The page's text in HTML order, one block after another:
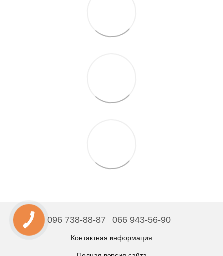
096 738-88-87 066 943-56-90
Контактная информация